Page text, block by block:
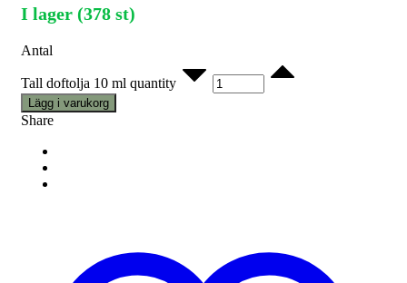
I lager (378 st)
Antal
Tall doftolja 10 ml quantity
Lägg i varukorg
Share